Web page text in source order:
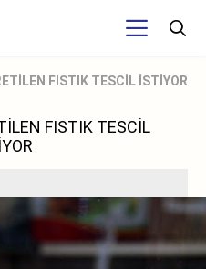
FISTIK TESCİL İSTİYOR
FISTIK TESCİL